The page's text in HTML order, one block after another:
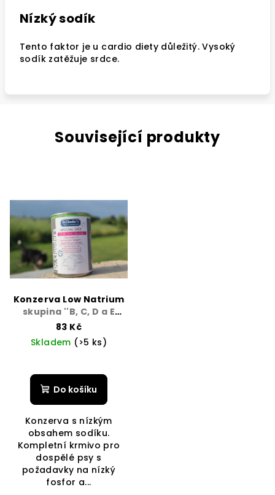
Nízký sodík
Tento faktor je u cardio diety důležitý. Vysoký
sodík zatěžuje srdce.
Související produkty
Konzerva Low Natrium
skupina ''B, C, D a E
kardiak a ledviny''
83 Kč
Skladem (>5 ks)
Do košíku
Konzerva s nízkým
obsahem sodíku.
Kompletní krmivo pro
dospělé psy s
požadavky na nízký
fosfor a...